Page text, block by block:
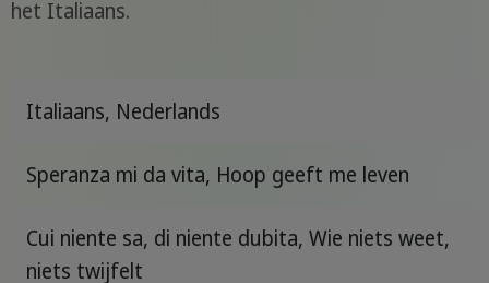
het Italiaans.
Italiaans, Nederlands
Speranza mi da vita, Hoop geeft me leven
Cui niente sa, di niente dubita, Wie niets weet,
niets twijfelt